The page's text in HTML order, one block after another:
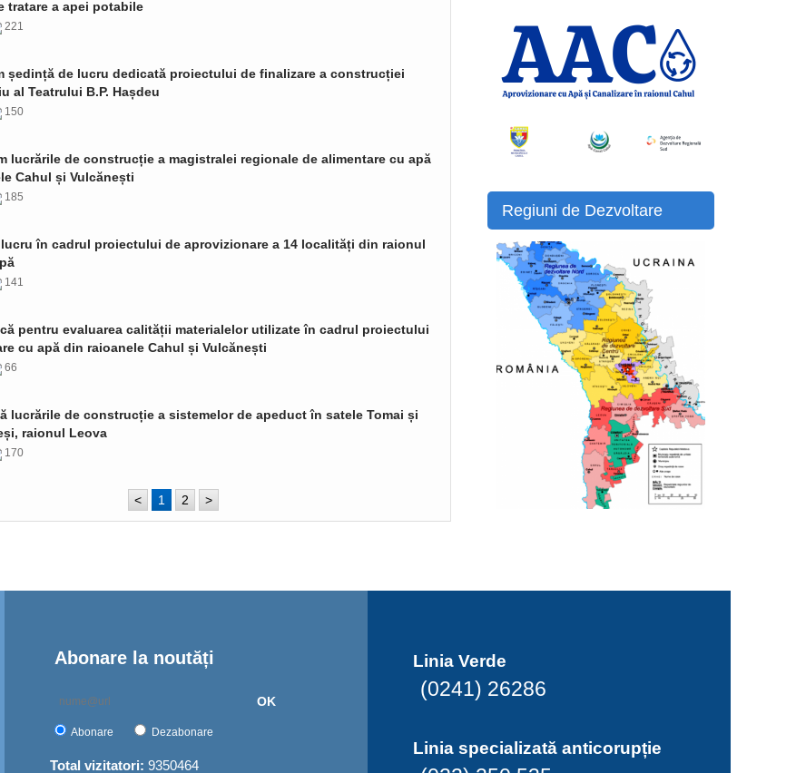
tratare a apei potabile
221
ședință de lucru dedicată proiectului de finalizare a construcției
al Teatrului B.P. Hașdeu
150
lucrările de construcție a magistralei regionale de alimentare cu apă
Cahul și Vulcănești
185
în cadrul proiectului de aprovizionare a 14 localități din raionul
141
pentru evaluarea calității materialelor utilizate în cadrul proiectului
cu apă din raioanele Cahul și Vulcănești
66
lucrările de construcție a sistemelor de apeduct în satele Tomai și
raionul Leova
170
< 1 2 >
Regiuni de Dezvoltare
Abonare la noutăți
OK
Abonare Dezabonare
Total vizitatori: 9350464
Linia Verde
(0241) 26286
Linia specializată anticorupție